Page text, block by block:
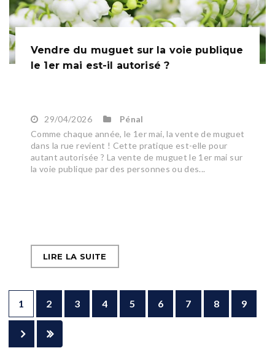
Vendre du muguet sur la voie publique
le 1er mai est-il autorisé ?
29/04/2026
Pénal
Comme chaque année, le 1er mai, la vente de muguet
dans la rue revient ! Cette pratique est-elle pour
autant autorisée ? La vente de muguet le 1er mai sur
la voie publique par des personnes ou des...
LIRE LA SUITE
1 2 3 4 5 6 7 8 9